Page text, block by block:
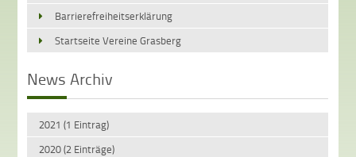
Barrierefreiheitserklärung
Startseite Vereine Grasberg
News Archiv
2021 (1 Eintrag)
2020 (2 Einträge)